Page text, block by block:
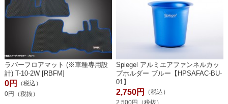
ラバーフロアマット (※車種専用設
計) T-10-2W [RBFM]
0円
（税込）
0円（税抜）
Spiegel アルミエアファンネルカッ
プホルダー ブルー【HPSAFAC-BU-
01】
2,750円
（税込）
2,500円（税抜）